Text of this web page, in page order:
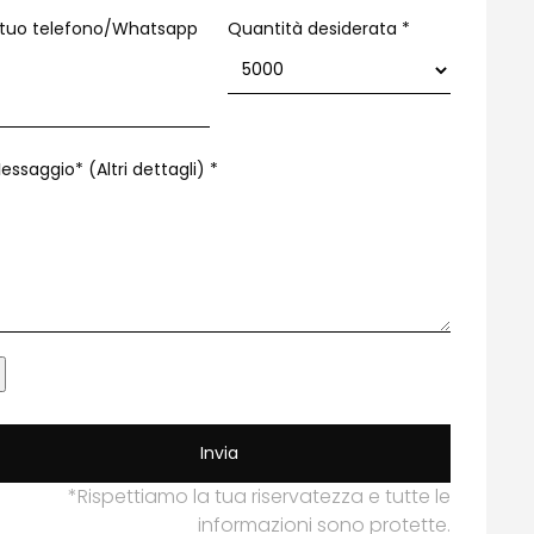
telefono/Whatsapp
Quantità desiderata *
(Altri dettagli) *
Invia
*Rispettiamo la tua riservatezza e tutte le
informazioni sono protette.